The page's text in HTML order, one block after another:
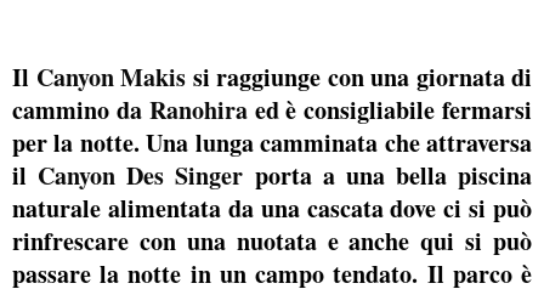
Il Canyon Makis si raggiunge con una giornata di
cammino daRanohiraed è consigliabile fermarsi
per la notte. Una lunga camminata che attraversa
il Canyon Des Singer porta a una bella piscina
naturale alimentata da una cascata dove ci si può
rinfrescare con una nuotata e anche qui si può
passare la notte in un campo tendato. Il parco è